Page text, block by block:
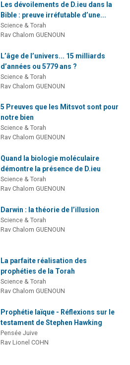
Les dévoilements de D.ieu dans la
Bible : preuve irréfutable d’une...
Science & Torah
Rav Chalom GUENOUN
L’âge de l’univers... 15 milliards
d’années ou 5779 ans ?
Science & Torah
Rav Chalom GUENOUN
5 Preuves que les Mitsvot sont pour
notre bien
Science & Torah
Rav Chalom GUENOUN
Quand la biologie moléculaire
démontre la présence de D.ieu
Science & Torah
Rav Chalom GUENOUN
Darwin : la théorie de l’illusion
Science & Torah
Rav Chalom GUENOUN
La parfaite réalisation des
prophéties de la Torah
Science & Torah
Rav Chalom GUENOUN
Prophétie laïque - Réflexions sur le
testament de Stephen Hawking
Pensée Juive
Rav Lionel COHN